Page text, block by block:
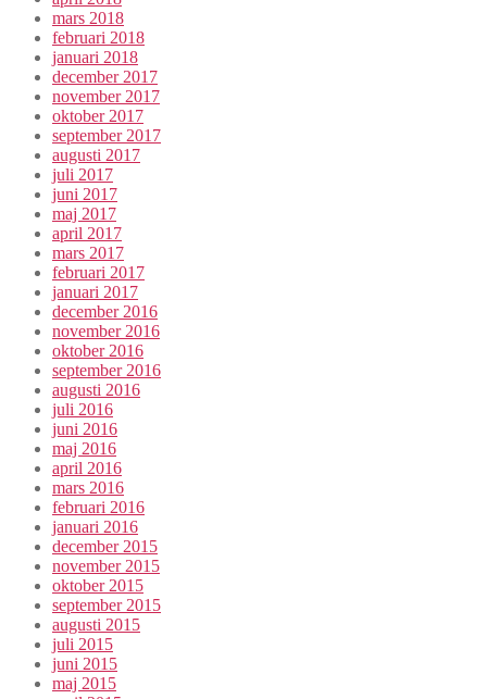
mars 2018
februari 2018
januari 2018
december 2017
november 2017
oktober 2017
september 2017
augusti 2017
juli 2017
juni 2017
maj 2017
april 2017
mars 2017
februari 2017
januari 2017
december 2016
november 2016
oktober 2016
september 2016
augusti 2016
juli 2016
juni 2016
maj 2016
april 2016
mars 2016
februari 2016
januari 2016
december 2015
november 2015
oktober 2015
september 2015
augusti 2015
juli 2015
juni 2015
maj 2015